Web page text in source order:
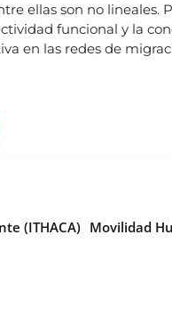
ellas son no lineales.
funcional y la
en las redes de
(ITHACA)